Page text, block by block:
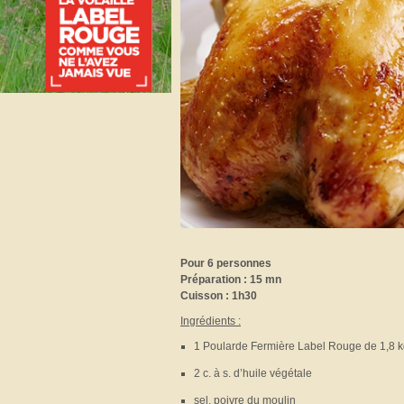
Pour 6 personnes
Préparation : 15 mn
Cuisson : 1h30
Ingrédients :
1 Poularde Fermière Label Rouge de 1,8
2 c. à s. d’huile végétale
sel, poivre du moulin